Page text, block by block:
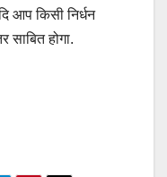
आप किसी निर्धन
साबित होगा.